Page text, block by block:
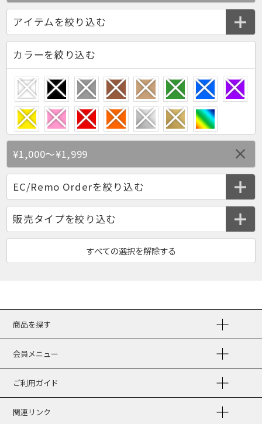
カラーを絞り込む
¥1,000～¥1,999
商品を探す
会員メニュー
ご利用ガイド
関連リンク